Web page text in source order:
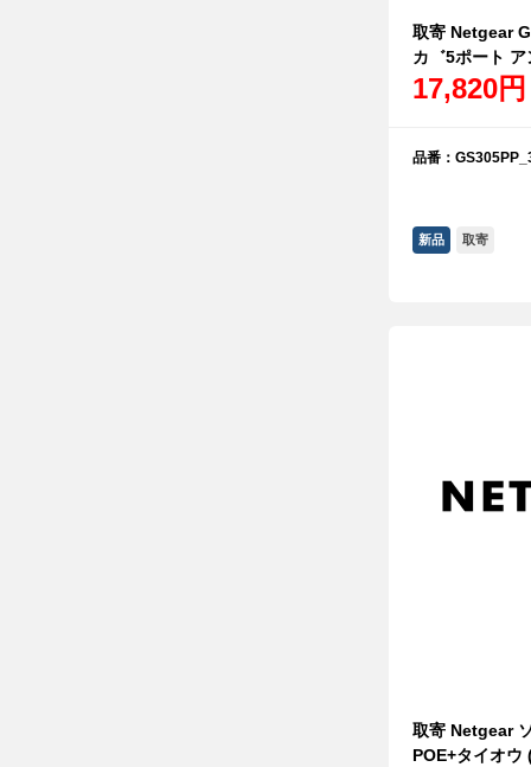
取寄 Netgear
カ゛5ポート
17,820円
品番：
新品 取寄
取寄 Netgear
POE+タイオウ